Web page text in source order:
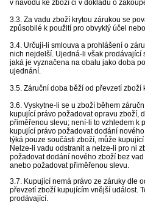
v návodu ke zboží či v dokladu o
3.3. Za vadu zboží krytou zárukou se
způsobilé k použití pro obvyklý účel
3.4. Určují-li smlouva a prohlášení o
nich nejdelší. Ujedná-li však prodávající
jaká je vyznačena na obalu jako doba
ujednání.
3.5. Záruční doba běží od převzetí zboží
3.6. Vyskytne-li se u zboží během
kupující právo požadovat opravu zboží,
přiměřenou slevu; není-li to vzhledem k
kupující právo požadovat dodání
týká pouze součásti zboží, může
Nelze-li vadu odstranit a nelze-li pro ni
požadovat dodání nového zboží bez
anebo požadovat přiměřenou slevu.
3.7. Kupující nemá právo ze záruky dle
převzetí zboží kupujícím vnější událost.
prodávající.